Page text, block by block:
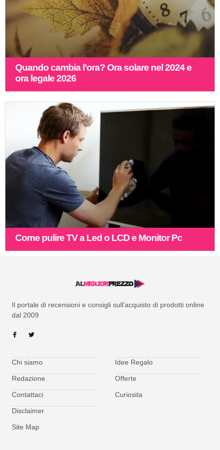
Quando cambia l’ora? Ora solare nel 2024 e
ora legale 2026
Come pulire TV a Led o LCD e Monitor Pc
Il portale di recensioni e consigli sull’acquisto di prodotti online
dal 2009
Chi siamo
Redazione
Contattaci
Disclaimer
Site Map
Idee Regalo
Offerte
Curiosita